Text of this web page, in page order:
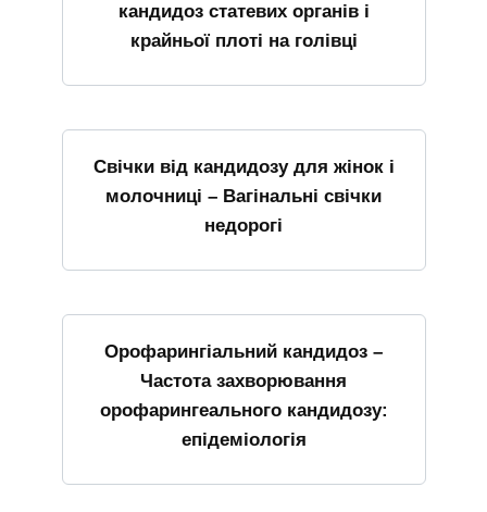
кандидоз статевих органів і
крайньої плоті на голівці
Свічки від кандидозу для жінок і
молочниці – Вагінальні свічки
недорогі
Орофарингіальний кандидоз –
Частота захворювання
орофарингеального кандидозу:
епідеміологія